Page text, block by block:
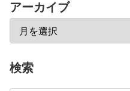
アーカイブ
検索